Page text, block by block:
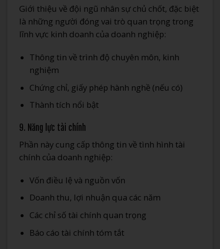
Giới thiệu về đội ngũ nhân sự chủ chốt, đặc biệt
là những người đóng vai trò quan trọng trong
lĩnh vực kinh doanh của doanh nghiệp:
Thông tin về trình độ chuyên môn, kinh
nghiệm
Chứng chỉ, giấy phép hành nghề (nếu có)
Thành tích nổi bật
9. Năng lực tài chính
Phần này cung cấp thông tin về tình hình tài
chính của doanh nghiệp:
Vốn điều lệ và nguồn vốn
Doanh thu, lợi nhuận qua các năm
Các chỉ số tài chính quan trọng
Báo cáo tài chính tóm tắt